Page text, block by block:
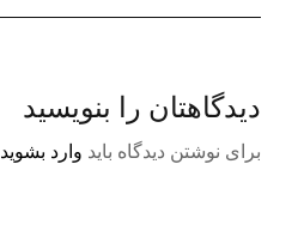
دیدگاهتان را بنویسید
برای نوشتن دیدگاه باید وارد بشوید